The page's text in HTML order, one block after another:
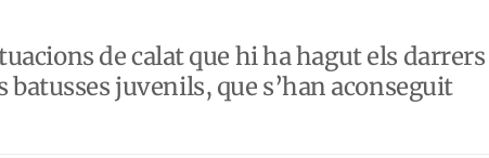
de calat que hi ha hagut els darrers
juvenils, que s’han aconseguit